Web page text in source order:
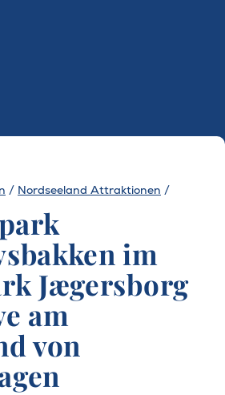
/ Nordseeland Attraktionen /
im
Jægersborg
am
von